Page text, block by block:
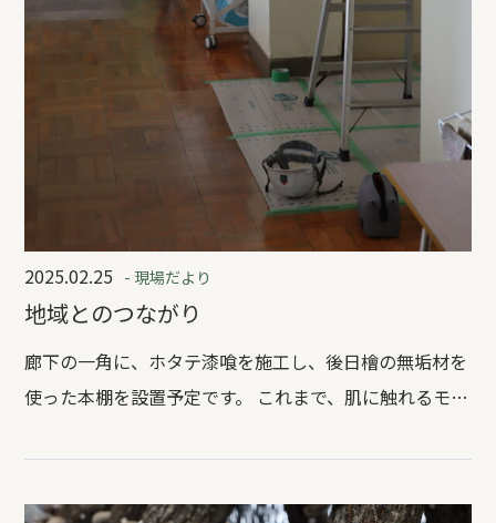
2025.02.25 - 現場だより
地域とのつながり
廊下の一角に、ホタテ漆喰を施工し、後日檜の無垢材を
使った本棚を設置予定です。 これまで、肌に触れるモノ
したが、今回は空間を寄贈するというプロジェクト。
ここで生徒さんが健やかに過ごしてもらえることを願っ